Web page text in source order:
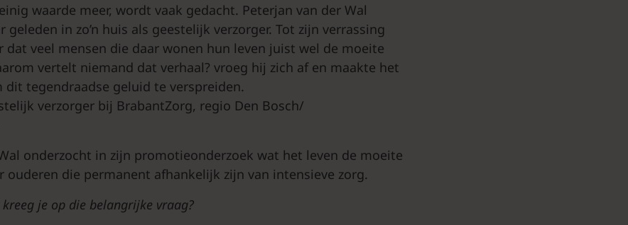
waarde meer, wordt vaak gedacht. Peterjan van der Wal
in zo’n huis als geestelijk verzorger. Tot zijn verrassing
dat veel mensen die daar wonen hun leven juist wel de moeite
vertelt niemand dat verhaal? vroeg hij zich af en maakte het
tegendraadse geluid te verspreiden.
verzorger bij BrabantZorg, regio Den Bosch/
onderzocht in zijn promotieonderzoek wat het leven de moeite
ouderen die permanent afhankelijk zijn van intensieve zorg.
je op die belangrijke vraag?